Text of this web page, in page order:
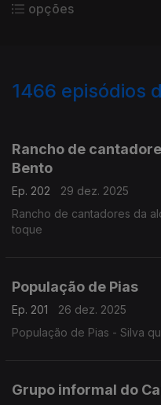
opções
1466 episódios
Rancho de
Bento
Ep. 202
29 dez. 2025
Rancho de cantadores da
toque
População de Pias
Ep. 201
26 dez. 2025
População de Pias - Silva
Grupo informal do